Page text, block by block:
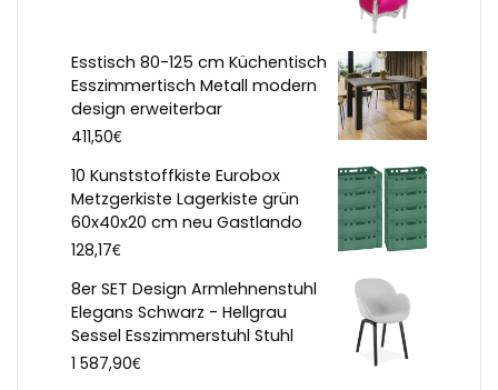
Esstisch 80-125 cm Küchentisch
Esszimmertisch Metall modern
design erweiterbar
411,50€
10 Kunststoffkiste Eurobox
Metzgerkiste Lagerkiste grün
60x40x20 cm neu Gastlando
128,17€
8er SET Design Armlehnenstuhl
Elegans Schwarz - Hellgrau
Sessel Esszimmerstuhl Stuhl
1 587,90€